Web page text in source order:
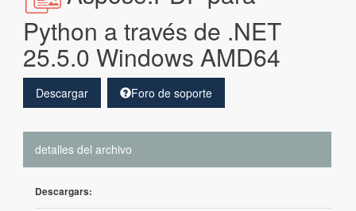
Python a través de .NET
25.5.0 Windows AMD64
Descargar Foro de soporte
detalles del archivo
Descargars: